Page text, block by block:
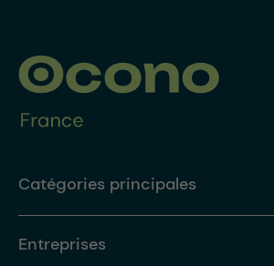
Catégories principales
Entreprises